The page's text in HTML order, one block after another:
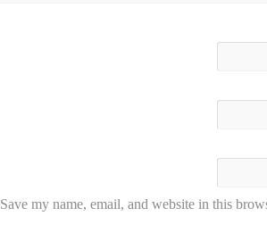
Save my name, email, and website in this